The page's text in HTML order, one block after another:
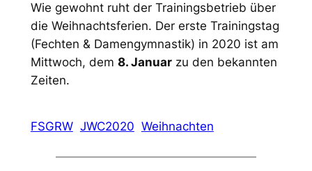
Wie gewohnt ruht der Trainingsbetrieb über
die Weihnachtsferien. Der erste Trainingstag
(Fechten & Damengymnastik) in 2020 ist am
Mittwoch, dem 8. Januarzu den bekannten
Zeiten.
FSGRW JWC2020 Weihnachten